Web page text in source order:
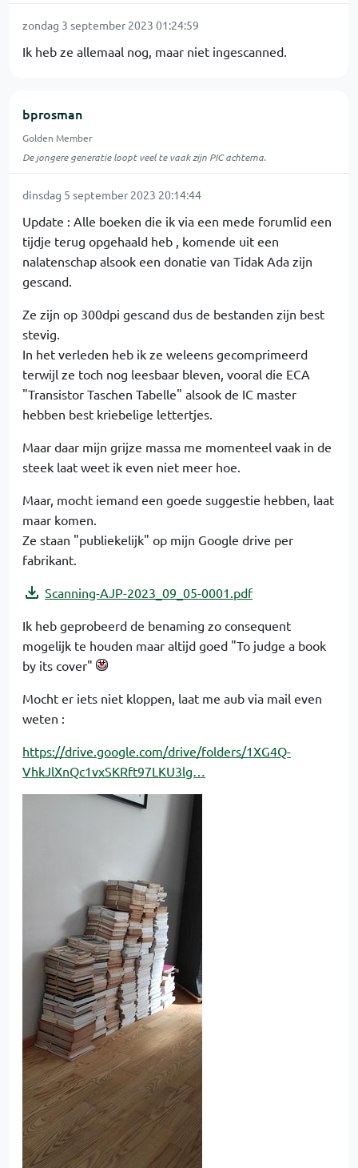
zondag 3 september 2023 01:24:59
Ik heb ze allemaal nog, maar niet ingescanned.
bprosman
Golden Member
De jongere generatie loopt veel te vaak zijn PIC achterna.
dinsdag 5 september 2023 20:14:44
Update : Alle boeken die ik via een mede forumlid een
tijdje terug opgehaald heb , komende uit een
nalatenschap alsook een donatie van Tidak Ada zijn
gescand.
Ze zijn op 300dpi gescand dus de bestanden zijn best
stevig.
In het verleden heb ik ze weleens gecomprimeerd
terwijl ze toch nog leesbaar bleven, vooral die ECA
"Transistor Taschen Tabelle" alsook de IC master
hebben best kriebelige lettertjes.
Maar daar mijn grijze massa me momenteel vaak in de
steek laat weet ik even niet meer hoe.
Maar, mocht iemand een goede suggestie hebben, laat
maar komen.
Ze staan "publiekelijk" op mijn Google drive per
fabrikant.
Scanning-AJP-2023_09_05-0001.pdf
Ik heb geprobeerd de benaming zo consequent
mogelijk te houden maar altijd goed "To judge a book
by its cover"
Mocht er iets niet kloppen, laat me aub via mail even
weten :
https://drive.google.com/drive/folders/1XG4Q-
VhkJlXnQc1vxSKRft97LKU3lg…